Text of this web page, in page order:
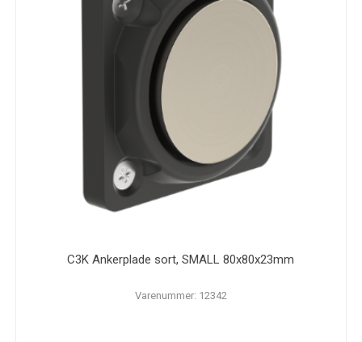
C3K Ankerplade sort, SMALL 80x80x23mm
Varenummer: 12342